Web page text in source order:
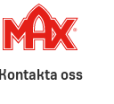
Kontakta oss